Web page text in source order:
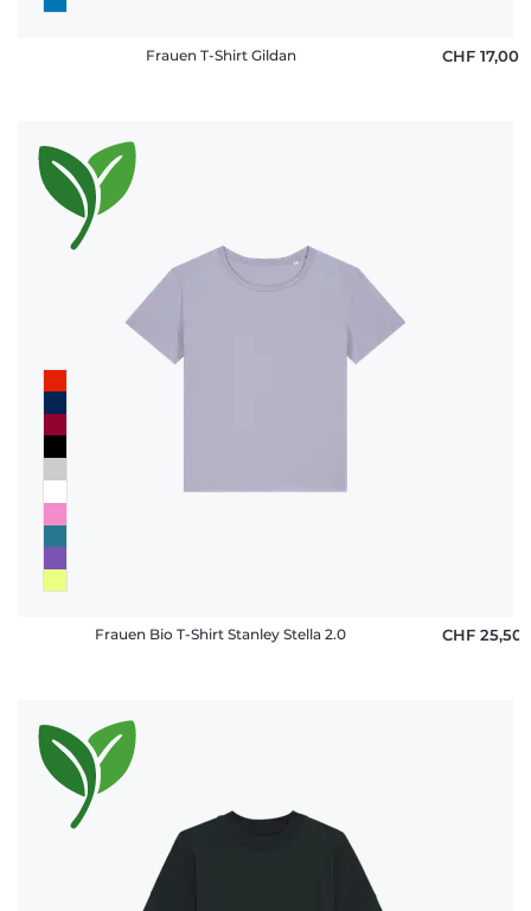
Frauen T-Shirt Gildan CHF 17,00
Frauen Bio T-Shirt Stanley Stella 2.0 CHF 25,50